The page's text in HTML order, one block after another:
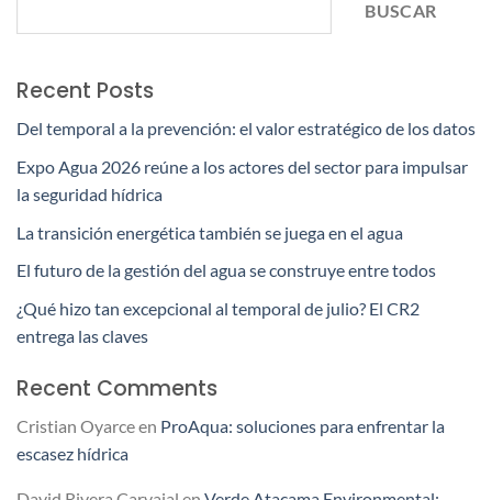
BUSCAR
Recent Posts
Del temporal a la prevención: el valor estratégico de los datos
Expo Agua 2026 reúne a los actores del sector para impulsar
la seguridad hídrica
La transición energética también se juega en el agua
El futuro de la gestión del agua se construye entre todos
¿Qué hizo tan excepcional al temporal de julio? El CR2
entrega las claves
Recent Comments
Cristian Oyarceen ProAqua: soluciones para enfrentar la
escasez hídrica